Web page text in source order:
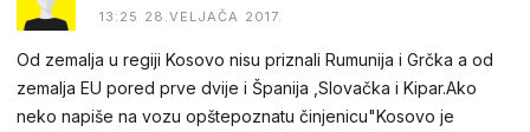
13:25 28.VELJAČA 2017.
Od zemalja u regiji Kosovo nisu priznali Rumunija i Grčka a od
zemalja EU pored prve dvije i Španija ,Slovačka i Kipar.Ako
neko napiše na vozu opštepoznatu činjenicu"Kosovo je